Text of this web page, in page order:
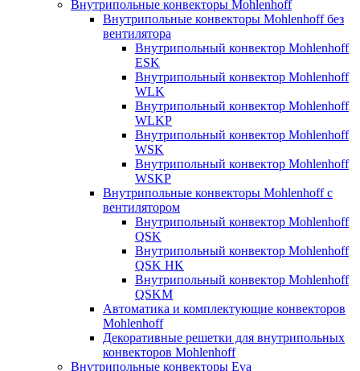
Внутрипольные конвекторы Mohlenhoff
Внутрипольные конвекторы Mohlenhoff без
вентилятора
Внутрипольный конвектор Mohlenhoff
ESK
Внутрипольный конвектор Mohlenhoff
WLK
Внутрипольный конвектор Mohlenhoff
WLKP
Внутрипольный конвектор Mohlenhoff
WSK
Внутрипольный конвектор Mohlenhoff
WSKP
Внутрипольные конвекторы Mohlenhoff с
вентилятором
Внутрипольный конвектор Mohlenhoff
QSK
Внутрипольный конвектор Mohlenhoff
QSK HK
Внутрипольный конвектор Mohlenhoff
QSKM
Автоматика и комплектующие конвекторов
Mohlenhoff
Декоративные решетки для внутрипольных
конвекторов Mohlenhoff
Внутрипольные конвекторы Eva